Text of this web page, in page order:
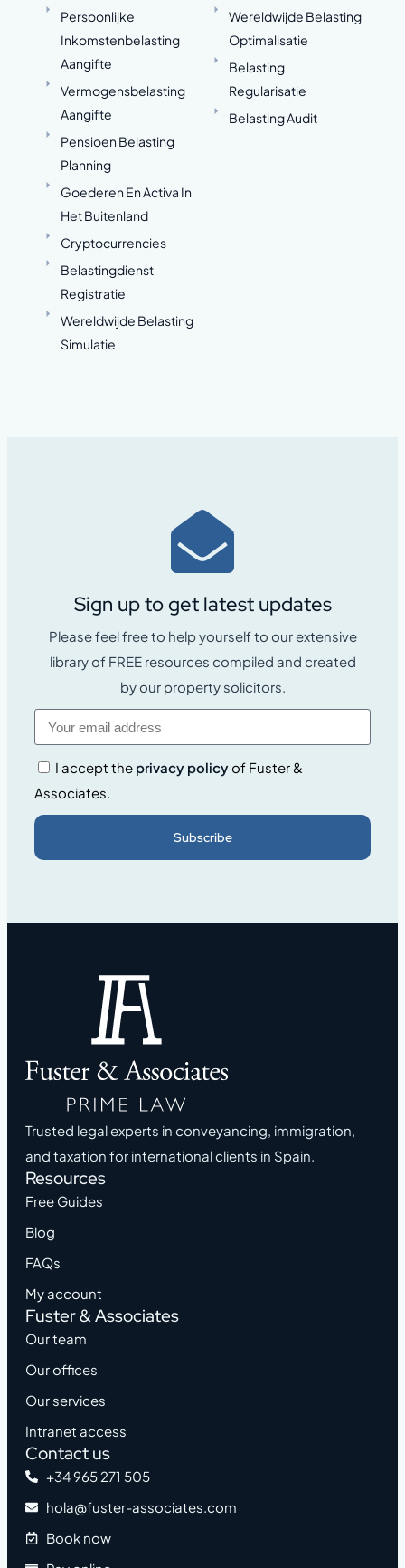
Persoonlijke
Inkomstenbelasting
Aangifte
Vermogensbelasting
Aangifte
Pensioen Belasting
Planning
Goederen En Activa In
Het Buitenland
Cryptocurrencies
Belastingdienst
Registratie
Wereldwijde Belasting
Simulatie
Wereldwijde Belasting
Optimalisatie
Belasting
Regularisatie
Belasting Audit
Sign up to get latest updates
Please feel free to help yourself to our extensive
library of FREE resources compiled and created
by our property solicitors.
I accept the privacy policyof Fuster &
Associates.
Subscribe
Trusted legal experts in conveyancing, immigration,
and taxation for international clients in Spain.
Resources
Free Guides
Blog
FAQs
My account
Fuster & Associates
Our team
Our offices
Our services
Intranet access
Contact us
+34 965 271 505
hola@fuster-associates.com
Book now